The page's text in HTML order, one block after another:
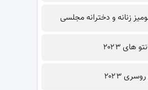
زنانه و دخترانه مجلسی
۲۰۲۳
۲۰۲۳